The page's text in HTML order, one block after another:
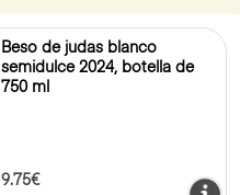
Beso de judas blanco
semidulce 2024, botella de
750 ml
9.75€